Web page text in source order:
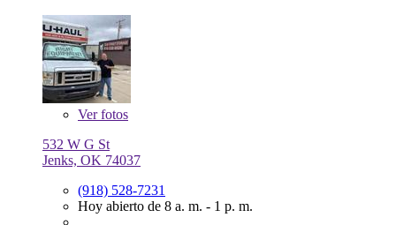
Verfotos
532 W G St
Jenks, OK 74037
(918) 528-7231
Hoy abierto de 8 a. m. - 1 p. m.